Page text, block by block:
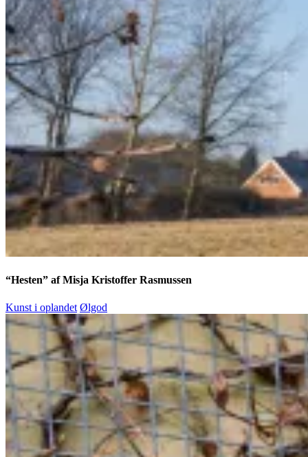
“Hesten” af Misja Kristoffer Rasmussen
Kunst i oplandet Ølgod